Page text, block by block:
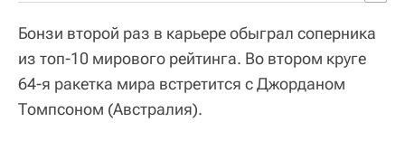
Бонзи второй раз в карьере обыграл соперника
из топ-10 мирового рейтинга. Во втором круге
64-я ракетка мира встретится с Джорданом
Томпсоном (Австралия).